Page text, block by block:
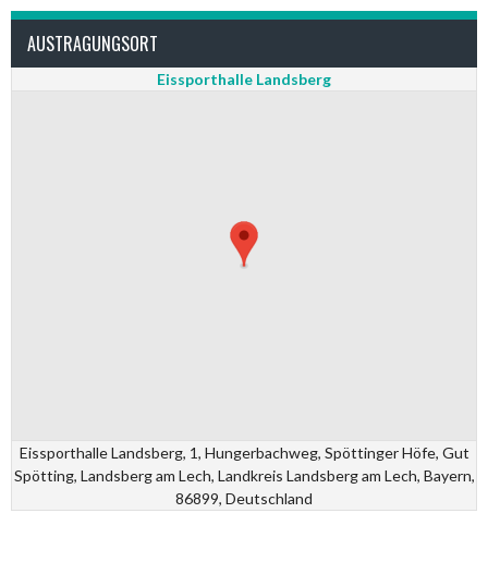
AUSTRAGUNGSORT
Eissporthalle Landsberg
Eissporthalle Landsberg, 1, Hungerbachweg, Spöttinger Höfe, Gut
Spötting, Landsberg am Lech, Landkreis Landsberg am Lech, Bayern,
86899, Deutschland